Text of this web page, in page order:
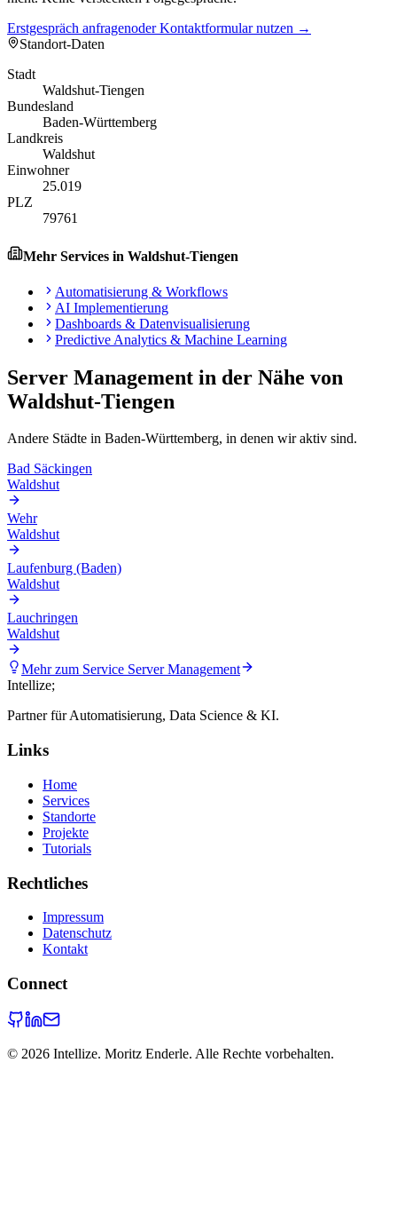
Erstgespräch anfragenoder Kontaktformular nutzen →
Standort-Daten
Stadt
Waldshut-Tiengen
Bundesland
Baden-Württemberg
Landkreis
Waldshut
Einwohner
25.019
PLZ
79761
Mehr Services in Waldshut-Tiengen
Automatisierung & Workflows
AI Implementierung
Dashboards & Datenvisualisierung
Predictive Analytics & Machine Learning
Server Management in der Nähe von
Waldshut-Tiengen
Andere Städte in Baden-Württemberg, in denen wir aktiv sind.
Bad Säckingen
Waldshut
Wehr
Waldshut
Laufenburg (Baden)
Waldshut
Lauchringen
Waldshut
Mehr zum Service Server Management
Intellize;
Partner für Automatisierung, Data Science & KI.
Links
Home
Services
Standorte
Projekte
Tutorials
Rechtliches
Impressum
Datenschutz
Kontakt
Connect
© 2026 Intellize. Moritz Enderle. Alle Rechte vorbehalten.